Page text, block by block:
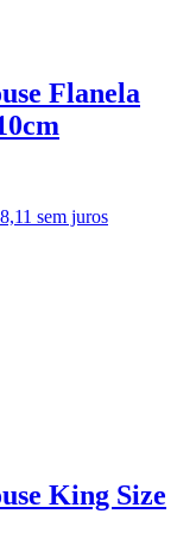
Flanela
sem juros
King Size